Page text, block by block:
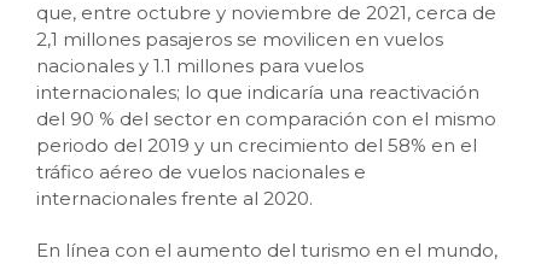
que, entre octubre y noviembre de 2021, cerca de
2,1 millones pasajeros se movilicen en vuelos
nacionales y 1.1 millones para vuelos
internacionales; lo que indicaría una reactivación
del 90 % del sector en comparación con el mismo
periodo del 2019 y un crecimiento del 58% en el
tráfico aéreo de vuelos nacionales e
internacionales frente al 2020.
En línea con el aumento del turismo en el mundo,